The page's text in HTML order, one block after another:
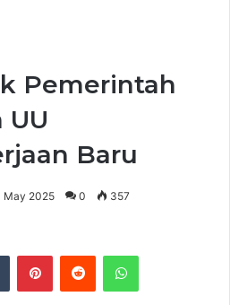
Pemerintah
UU
Baru
May 2025 0 357